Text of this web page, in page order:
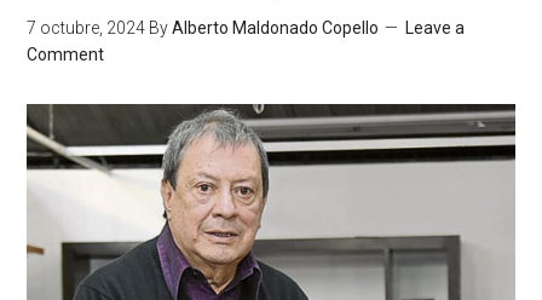
7 octubre, 2024 ByAlberto Maldonado Copello
Leave a
Comment